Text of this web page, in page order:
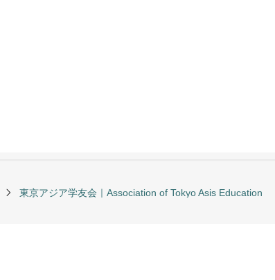
東京アジア学友会｜Association of Tokyo Asis Education